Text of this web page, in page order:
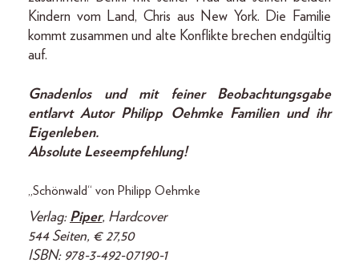
Kindern vom Land, Chris aus New York. Die Familie
kommt zusammen und alte Konflikte brechen endgültig
auf.
Gnadenlos und mit feiner Beobachtungsgabe
entlarvt Autor Philipp Oehmke Familien und ihr
Eigenleben.
Absolute Leseempfehlung!
„Schönwald“ von Philipp Oehmke
Verlag: Piper, Hardcover
544 Seiten, € 27,50
ISBN: 978-3-492-07190-1